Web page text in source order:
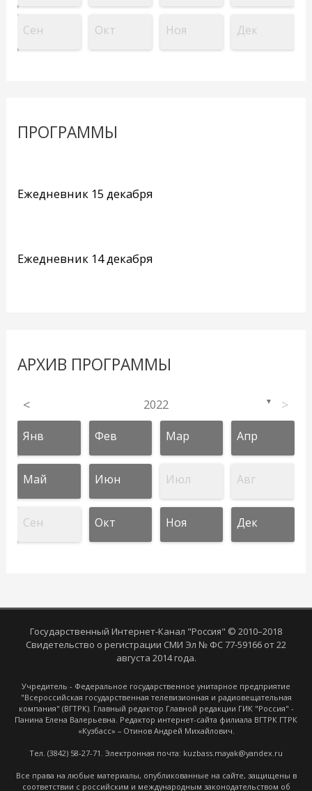
Сен Окт Ноя Дек
ПРОГРАММЫ
Ежедневник 15 декабря
Ежедневник 14 декабря
АРХИВ ПРОГРАММЫ
< 2022 ▼ >
Янв Фев Мар Апр
Май Июн Июл Авг
Сен Окт Ноя Дек
Государственный Интернет-Канал "Россия" © 2010–2018
Свидетельство о регистрации СМИ Эл № ФС 77-59166 от 22
августа 2014 года.
Учредитель - Федеральное государственное унитарное предприятие
"Всероссийская государственная телевизионная и радиовещательная
компания" (ВГТРК). Главный редактор Главной редакции ГИК "Россия" -
Панина Елена Валерьевна. Редактор интернет-сайта филиала ВГТРК ГТРК
«Кузбасс» – Отинов Андрей Михайлович.
Тел. (3842) 58-27-71. Электронная почта: kuzbass.mayak@yandex.ru
Все права на любые материалы, опубликованные на сайте, защищены в
соответствии с российским и международным законодательством об